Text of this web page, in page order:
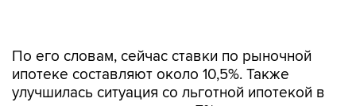
улучшилась ситуация со льготной ипотекой в
части снижения ставки до 7%, продления срока
действия программы и увеличения лимита.